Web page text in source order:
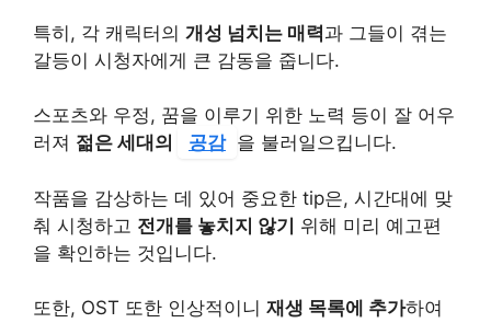
특히, 각 캐릭터의 개성 넘치는 매력과 그들이 겪는
갈등이 시청자에게 큰 감동을 줍니다.
스포츠와 우정, 꿈을 이루기 위한 노력 등이 잘 어우
러져 젊은 세대의 공감 을 불러일으킵니다.
작품을 감상하는 데 있어 중요한 tip은, 시간대에 맞
춰 시청하고 전개를 놓치지 않기 위해 미리 예고편
을 확인하는 것입니다.
또한, OST 또한 인상적이니 재생 목록에 추가하여